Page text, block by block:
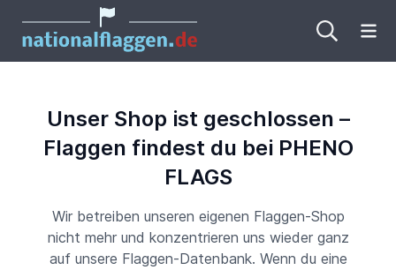
Unser Shop ist geschlossen –
Flaggen findest du bei PHENO
FLAGS
Wir betreiben unseren eigenen Flaggen-Shop
nicht mehr und konzentrieren uns wieder ganz
auf unsere Flaggen-Datenbank. Wenn du eine